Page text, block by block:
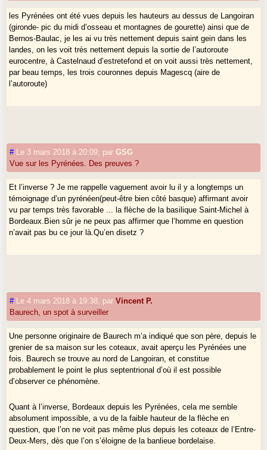
les Pyrénées ont été vues depuis les hauteurs au dessus de Langoiran
(gironde- pic du midi d’osseau et montagnes de gourette) ainsi que de
Bernos-Baulac, je les ai vu très nettement depuis saint gein dans les
landes, on les voit très nettement depuis la sortie de l’autoroute
eurocentre, à Castelnaud d’estretefond et on voit aussi très nettement,
par beau temps, les trois couronnes depuis Magescq (aire de
l’autoroute)
# Le 3 mars 2018 à 20:09 parGSG
Vue sur les Pyrénées. Des preuves ?
Et l’inverse ? Je me rappelle vaguement avoir lu il y a longtemps un
témoignage d’un pyrénéen(peut-être bien côté basque) affirmant avoir
vu par temps très favorable ... la flèche de la basilique Saint-Michel à
Bordeaux.Bien sûr je ne peux pas affirmer que l’homme en question
n’avait pas bu ce jour là.Qu’en disetz ?
# Le 4 mars 2018 à 19:38 parVincent P.
Baurech, un spot à surveiller
Une personne originaire de Baurech m’a indiqué que son père, depuis le
grenier de sa maison sur les coteaux, avait aperçu les Pyrénées une
fois. Baurech se trouve au nord de Langoiran, et constitue
probablement le point le plus septentrional d’où il est possible
d’observer ce phénomène.
Quant à l’inverse, Bordeaux depuis les Pyrénées, cela me semble
absolument impossible, a vu de la faible hauteur de la flèche en
question, que l’on ne voit pas même plus depuis les coteaux de l’Entre-
Deux-Mers, dès que l’on s’éloigne de la banlieue bordelaise.